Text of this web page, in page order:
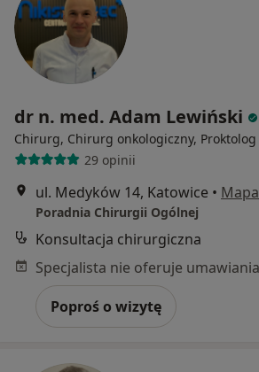
dr n. med. Adam Lewiński
Chirurg, Chirurg onkologiczny, Proktolog
29 opinii
ul. Medyków 14, Katowice • Mapa
Poradnia Chirurgii Ogólnej
Konsultacja chirurgiczna
Poproś o wizytę